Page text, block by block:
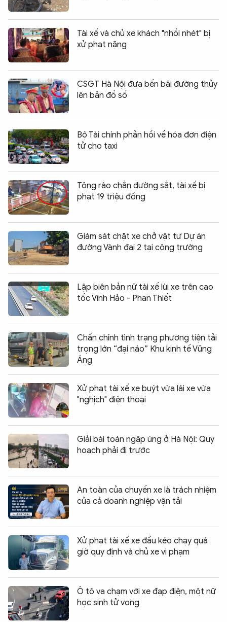
Tài xế và chủ xe khách "nhồi nhét" bị
xử phạt nặng
CSGT Hà Nội đưa bến bãi đường thủy
lên bản đồ số
Bộ Tài chính phản hồi về hóa đơn điện
tử cho taxi
Tông rào chắn đường sắt, tài xế bị
phạt 19 triệu đồng
Giám sát chặt xe chở vật tư Dự án
đường Vành đai 2 tại công trường
Lập biên bản nữ tài xế lùi xe trên cao
tốc Vĩnh Hảo - Phan Thiết
Chấn chỉnh tình trạng phương tiện tải
trọng lớn “đại náo” Khu kinh tế Vũng
Áng
Xử phạt tài xế xe buýt vừa lái xe vừa
"nghịch" điện thoại
Giải bài toán ngập úng ở Hà Nội: Quy
hoạch phải đi trước
An toàn của chuyến xe là trách nhiệm
của cả doanh nghiệp vận tải
Xử phạt tài xế xe đầu kéo chạy quá
giờ quy định và chủ xe vi phạm
Ô tô va chạm với xe đạp điện, một nữ
học sinh tử vong